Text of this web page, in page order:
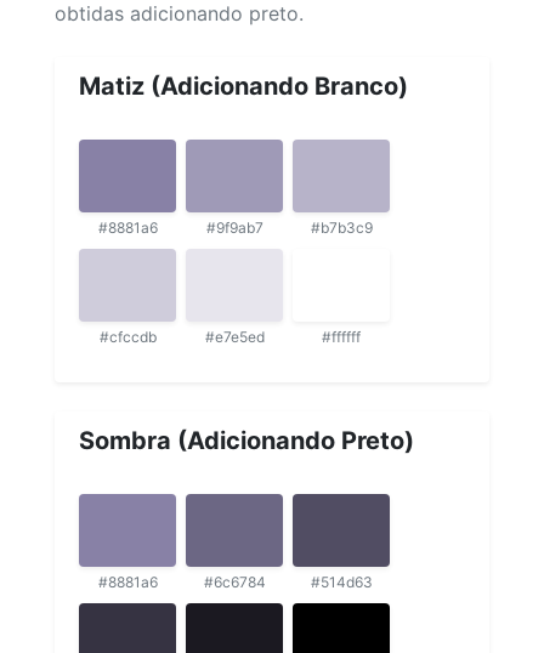
obtidas adicionando preto.
Matiz (Adicionando Branco)
#8881a6 #9f9ab7 #b7b3c9
#cfccdb #e7e5ed #ffffff
Sombra (Adicionando Preto)
#8881a6 #6c6784 #514d63